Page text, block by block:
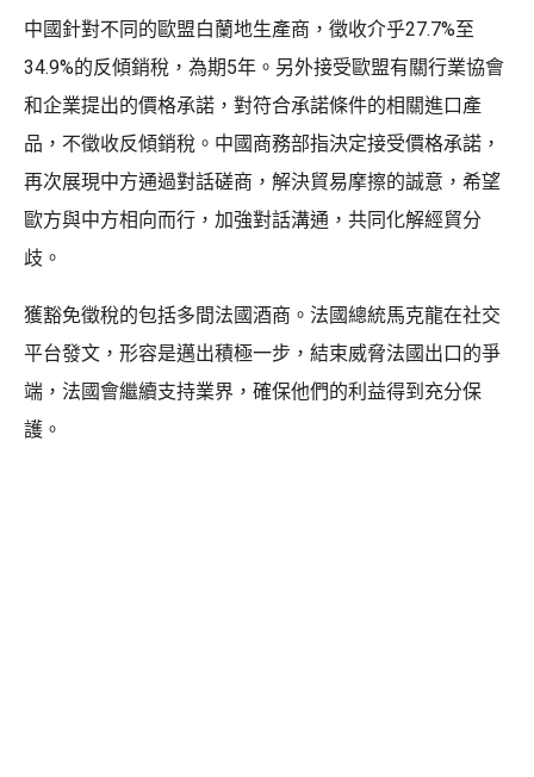
中國針對不同的歐盟白蘭地生產商，徵收介乎27.7%至
34.9%的反傾銷稅，為期5年。另外接受歐盟有關行業協會
和企業提出的價格承諾，對符合承諾條件的相關進口產
品，不徵收反傾銷稅。中國商務部指決定接受價格承諾，
再次展現中方通過對話磋商，解決貿易摩擦的誠意，希望
歐方與中方相向而行，加強對話溝通，共同化解經貿分
歧。
獲豁免徵稅的包括多間法國酒商。法國總統馬克龍在社交
平台發文，形容是邁出積極一步，結束威脅法國出口的爭
端，法國會繼續支持業界，確保他們的利益得到充分保
護。